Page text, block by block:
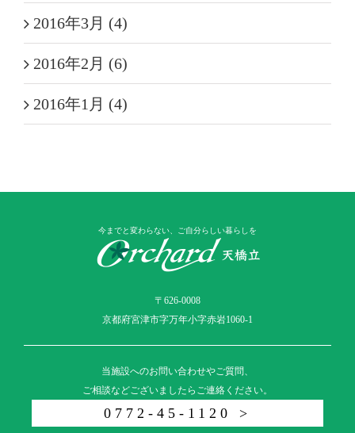
2016年3月 (4)
2016年2月 (6)
2016年1月 (4)
今までと変わらない、ご自分らしい暮らしを
〒626-0008
京都府宮津市字万年小字赤岩1060-1
当施設へのお問い合わせやご質問、
ご相談などございましたらご連絡ください。
0772-45-1120 >